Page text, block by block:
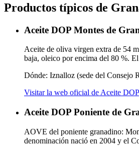
Productos típicos de
Aceite DOP Montes de
Aceite de oliva virgen extra de 54
baja, oleico por encima del 80 %.
Dónde: Iznalloz (sede del Consejo
Visitar la web oficial de Aceite
Aceite DOP Poniente de
AOVE del poniente granadino:
denominación nació en 2004 y el